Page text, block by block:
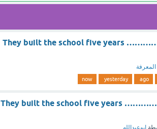
They built the school five years
ago
yesterday
now
They built the school five years
ابوعبدالله